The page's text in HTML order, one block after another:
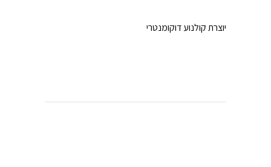
יוצרת קולנוע דוקומנטרי